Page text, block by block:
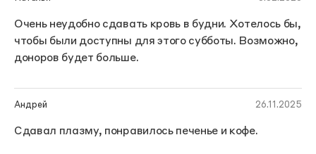
Очень неудобно сдавать кровь в будни. Хотелось бы,
чтобы были доступны для этого субботы. Возможно,
доноров будет больше.
Андрей 26.11.2025
Сдавал плазму, понравилось печенье и кофе.